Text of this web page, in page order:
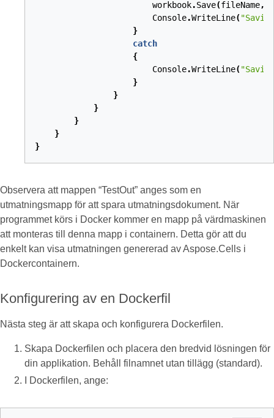
workbook.Save(fileName,
Console.WriteLine(
}
catch
{
Console.WriteLine(
}
}
}
}
}
}
Observera att mappen “TestOut” anges som en
utmatningsmapp för att spara utmatningsdokument. När
programmet körs i Docker kommer en mapp på värdmaskinen
att monteras till denna mapp i containern. Detta gör att du
enkelt kan visa utmatningen genererad av Aspose.Cells i
Dockercontainern.
Konfigurering av en Dockerfil
Nästa steg är att skapa och konfigurera Dockerfilen.
Skapa Dockerfilen och placera den bredvid lösningen för
din applikation. Behåll filnamnet utan tillägg (standard).
I Dockerfilen, ange: